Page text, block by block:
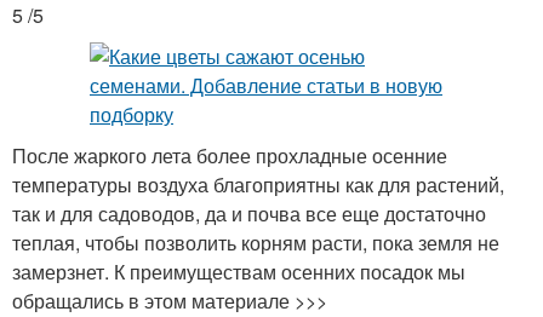
5 /5
После жаркого лета более прохладные осенние
температуры воздуха благоприятны как для растений,
так и для садоводов, да и почва все еще достаточно
теплая, чтобы позволить корням расти, пока земля не
замерзнет. К преимуществам осенних посадок мы
обращались в этом материале >>>